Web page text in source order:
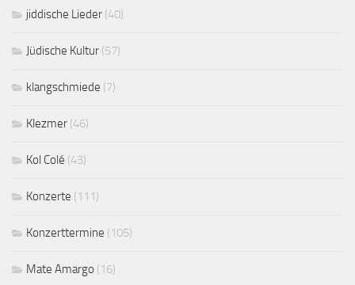
jiddische Lieder (40)
Jüdische Kultur (57)
klangschmiede (7)
Klezmer (46)
Kol Colé (43)
Konzerte (111)
Konzerttermine (105)
Mate Amargo (16)